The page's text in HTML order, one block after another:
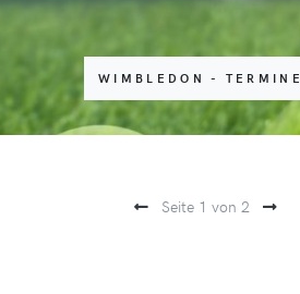
WIMBLEDON - TERMINE
Seite 1 von 2